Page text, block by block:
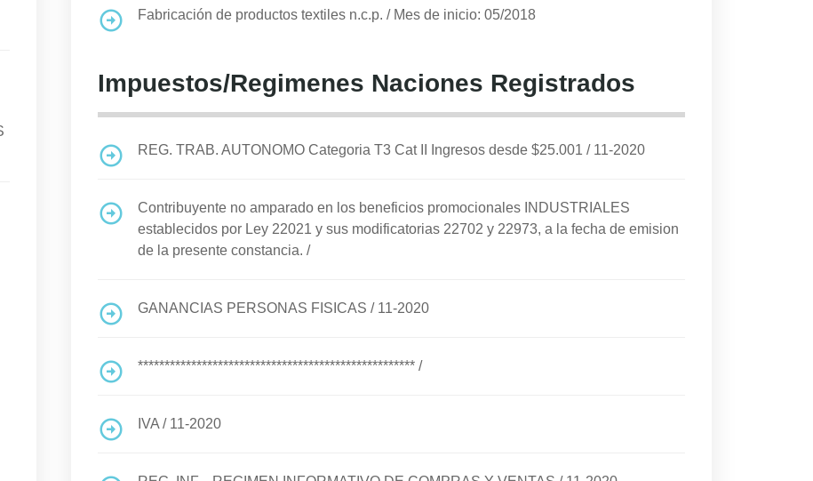
Fabricación de productos textiles n.c.p. / Mes de inicio: 05/2018
Impuestos/Regimenes Naciones Registrados
REG. TRAB. AUTONOMO Categoria T3 Cat II Ingresos desde $25.001 / 11-2020
Contribuyente no amparado en los beneficios promocionales INDUSTRIALES
establecidos por Ley 22021 y sus modificatorias 22702 y 22973, a la fecha de emision
de la presente constancia. /
GANANCIAS PERSONAS FISICAS / 11-2020
**************************************************** /
IVA / 11-2020